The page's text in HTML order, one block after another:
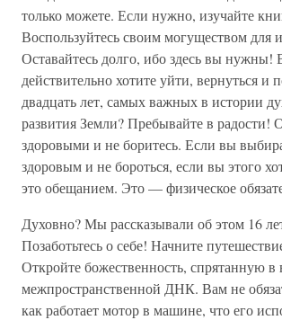
только можете. Если нужно, изучайте
Воспользуйтесь своим могуществом для
Оставайтесь долго, ибо здесь вы нужны!
действительно хотите уйти, вернуться и
двадцать лет, самых важных в истории
развития Земли? Пребывайте в радости!
здоровыми и не боритесь. Если вы
здоровым и не бороться, если вы этого
это обещанием. Это — физическое
Духовно? Мы рассказывали об этом 16
Позаботьтесь о себе! Начните
Откройте божественность, спрятанную в
межпространственной ДНК. Вам не
как работает мотор в машине, что его